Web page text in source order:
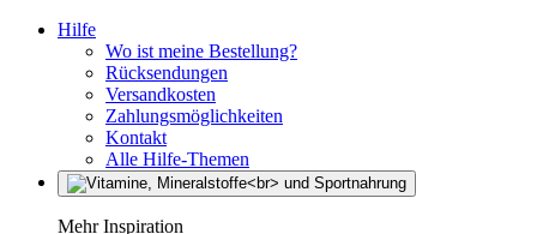
Hilfe
Wo ist meine Bestellung?
Rücksendungen
Versandkosten
Zahlungsmöglichkeiten
Kontakt
Alle Hilfe-Themen
Mehr Inspiration